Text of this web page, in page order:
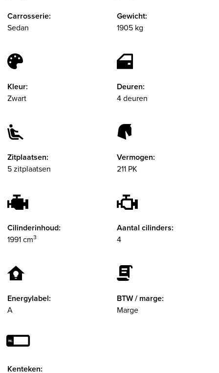
Carrosserie:
Sedan
Gewicht:
1905 kg
Kleur:
Zwart
Deuren:
4 deuren
Zitplaatsen:
5 zitplaatsen
Vermogen:
211 PK
Cilinderinhoud:
1991 cm3
Aantal cilinders:
4
Energylabel:
A
BTW / marge:
Marge
Kenteken: